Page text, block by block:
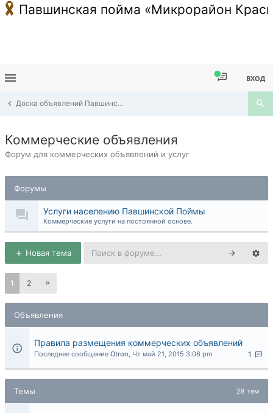
Павшинская пойма «Микрорайон
ВХОД
Доска объявлений Павшинской Поймы
Коммерческие объявления
Форум для коммерческих объявлений и услуг
Форумы
Услуги населению Павшинской Поймы
Коммерческие услуги на постоянной основе.
Новая тема
1 2
Объявления
Правила размещения коммерческих объявлений
1
Последнее сообщение Otron, Чт май 21, 2015 3:06 pm
Темы 28 тем